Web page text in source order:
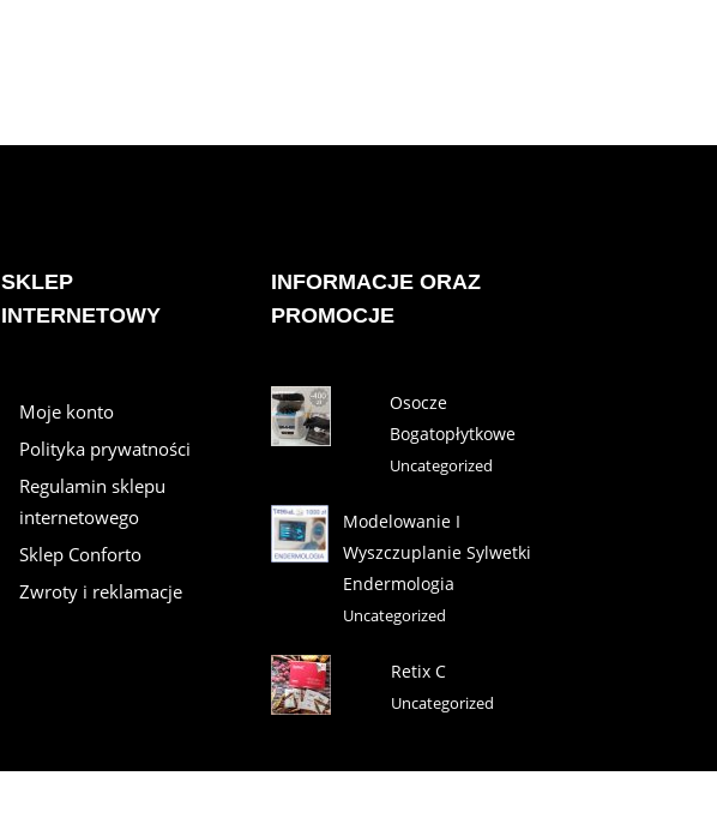
SKLEP
INTERNETOWY
Moje konto
Polityka prywatności
Regulamin sklepu
internetowego
Sklep Conforto
Zwroty i reklamacje
INFORMACJE ORAZ
PROMOCJE
Osocze
Bogatopłytkowe
Uncategorized
Modelowanie I
Wyszczuplanie Sylwetki
Endermologia
Uncategorized
Retix C
Uncategorized